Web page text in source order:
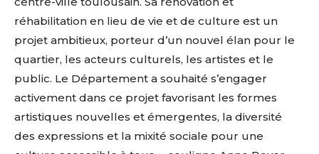
réhabilitation en lieu de vie et de culture est un
projet ambitieux, porteur d’un nouvel élan pour le
quartier, les acteurs culturels, les artistes et le
public. Le Département a souhaité s’engager
activement dans ce projet favorisant les formes
artistiques nouvelles et émergentes, la diversité
des expressions et la mixité sociale pour une